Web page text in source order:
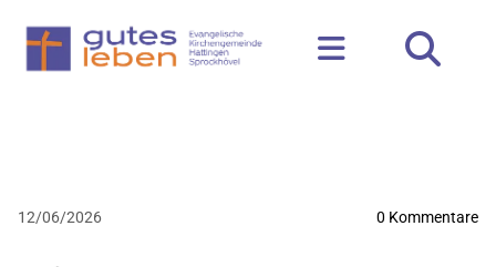
12/06/2026 0 Kommentare